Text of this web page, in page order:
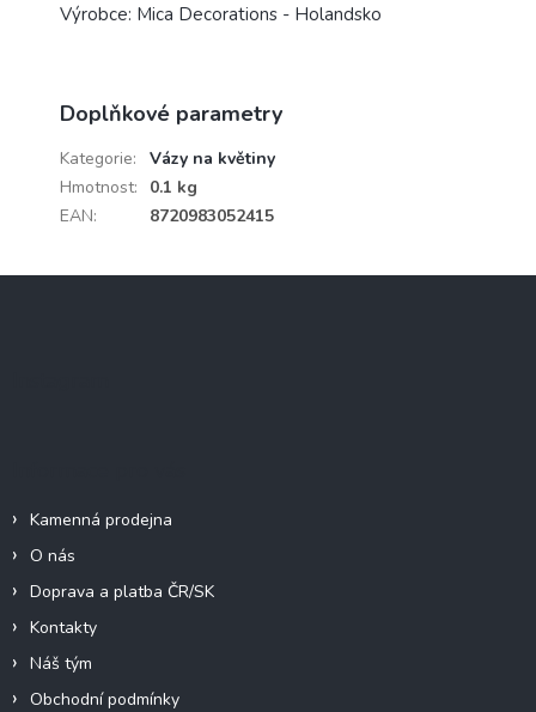
Výrobce: Mica Decorations - Holandsko
Doplňkové parametry
Kategorie:
Vázy na květiny
Hmotnost:
0.1 kg
EAN: 8720983052415
Z
Kamenná prodejna
O nás
Doprava a platba ČR/SK
Kontakty
Náš tým
Obchodní podmínky